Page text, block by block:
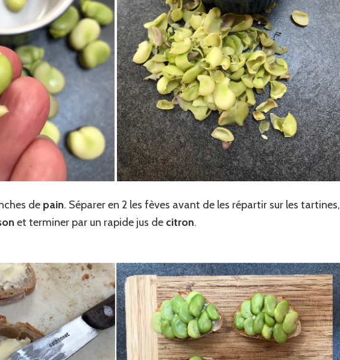
de pain. Séparer en 2 les fèves avant de les répartir sur les tartines,
et terminer par un rapide jus de citron.